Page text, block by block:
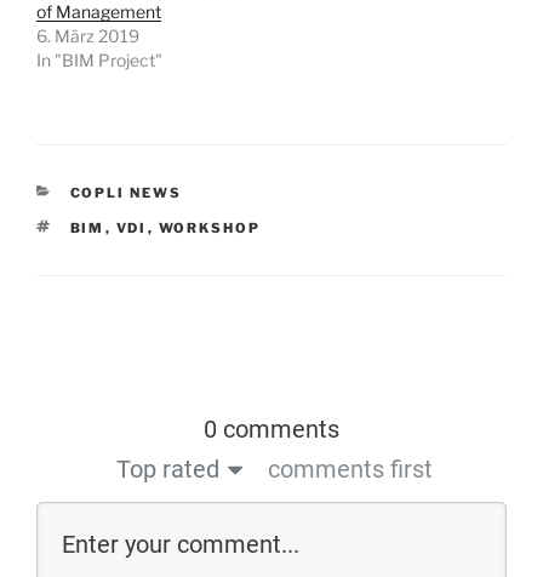
of Management
6. März 2019
In "BIM Project"
COPLI NEWS
BIM , VDI , WORKSHOP
0 comments
Top rated
comments first